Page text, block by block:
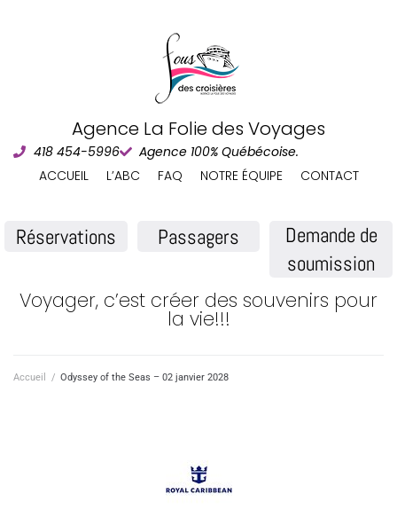
Agence La Folie des Voyages
418 454-5996
Agence 100% Québécoise.
ACCUEIL
L’ABC FAQ NOTRE ÉQUIPE CONTACT
Réservations Passagers
Demande de
soumission
Voyager, c’est créer des souvenirs pour
la vie!!!
Accueil / Odyssey of the Seas – 02 janvier 2028